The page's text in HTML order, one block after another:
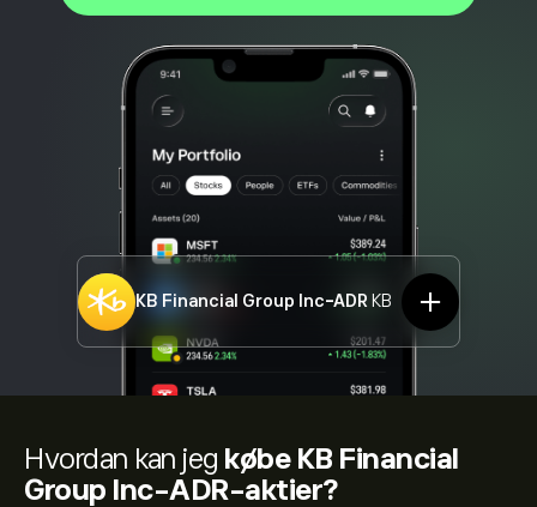
KB Financial Group Inc-ADR KB
Hvordan kan jeg købe KB Financial
Group Inc-ADR-aktier?